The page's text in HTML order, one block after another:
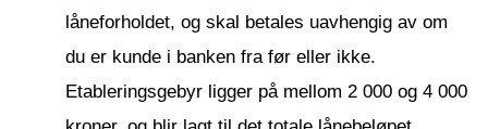
låneforholdet, og skal betales uavhengig av om
du er kunde i banken fra før eller ikke.
Etableringsgebyr ligger på mellom 2 000 og 4 000